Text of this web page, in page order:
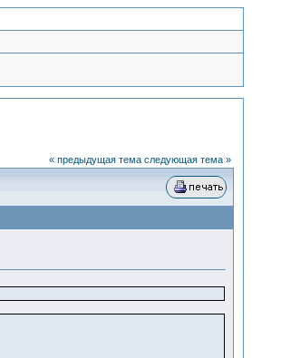
« предыдущая тема следующая тема »